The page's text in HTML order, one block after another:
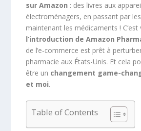
sur Amazon : des livres aux
électroménagers, en passant par
maintenant les médicaments ! C’est
l’introduction de Amazon
de l’e-commerce est prêt à
pharmacie aux États-Unis. Et cela
être un changement game-
et moi.
Table of Contents